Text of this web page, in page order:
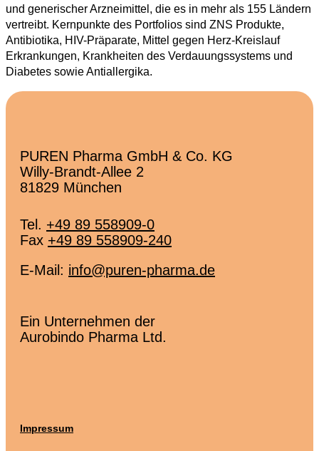
und generischer Arzneimittel, die es in mehr als 155 Ländern
vertreibt. Kernpunkte des Portfolios sind ZNS Produkte,
Antibiotika, HIV-Präparate, Mittel gegen Herz-Kreislauf
Erkrankungen, Krankheiten des Verdauungssystems und
Diabetes sowie Antiallergika.
PUREN Pharma GmbH & Co. KG
Willy-Brandt-Allee 2
81829 München
Tel. +49 89 558909-0
Fax +49 89 558909-240
E-Mail: info@puren-pharma.de
Ein Unternehmen der
Aurobindo Pharma Ltd.
Impressum